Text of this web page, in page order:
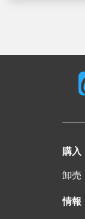
購入
卸売
情報